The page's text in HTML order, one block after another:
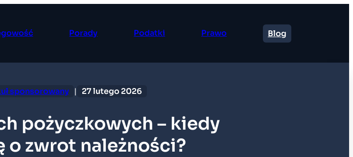
Porady Podatki Prawo Blog
sponsorowany | 27 lutego 2026
pożyczkowych – kiedy
o zwrot należności?